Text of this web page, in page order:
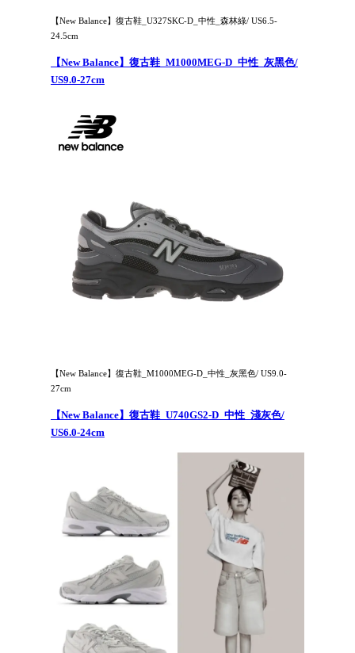
【New Balance】復古鞋_U327SKC-D_中性_森林綠/ US6.5-
24.5cm
【New Balance】復古鞋_M1000MEG-D_中性_灰黑色/
US9.0-27cm
【New Balance】復古鞋_M1000MEG-D_中性_灰黑色/ US9.0-
27cm
【New Balance】復古鞋_U740GS2-D_中性_淺灰色/
US6.0-24cm